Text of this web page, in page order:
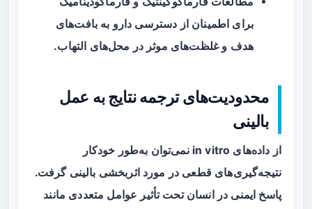
برای اطمینان از دسترسی دارو به بافت‌های
هدف و غلظت‌های موثر در محل‌های التهاب.
محدودیت‌های ترجمه نتایج به عمل
بالینی
از داده‌های in vitro نمی‌توان به‌طور خودکار
نتیجه‌گیری‌های قطعی در مورد اثربخشی بالینی گرفت.
پاسخ ایمنی در انسان تحت تأثیر عوامل متعددی مانند